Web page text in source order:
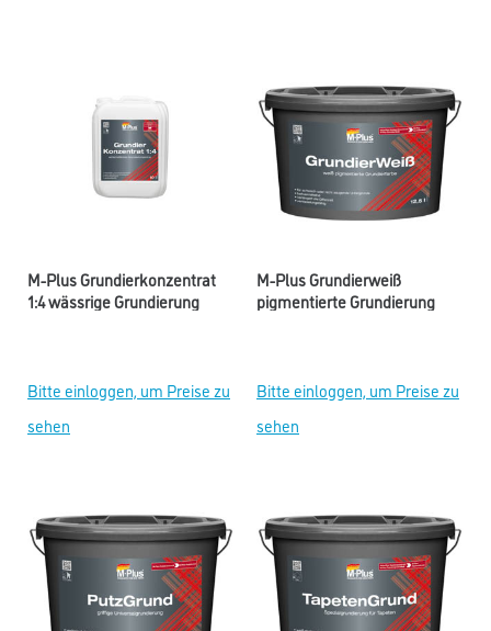
M-Plus Grundierkonzentrat
1:4 wässrige Grundierung
Bitte einloggen, um Preise zu
sehen
M-Plus Grundierweiß
pigmentierte Grundierung
Bitte einloggen, um Preise zu
sehen